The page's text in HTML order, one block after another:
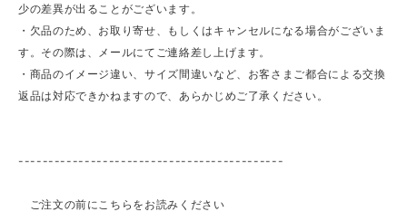
少の差異が出ることがございます。
・欠品のため、お取り寄せ、もしくはキャンセルになる場合がございま
す。その際は、メールにてご連絡差し上げます。
・商品のイメージ違い、サイズ間違いなど、お客さまご都合による交換
返品は対応できかねますので、あらかじめご了承ください。
--------------------------------------------
ご注文の前にこちらをお読みください